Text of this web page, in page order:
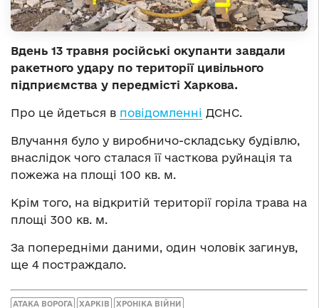
Вдень 13 травня російські окупанти завдали
ракетного удару по території цивільного
підприємства у передмісті Харкова.
Про це йдеться в повідомленні ДСНС.
Влучання було у виробничо-складську будівлю,
внаслідок чого сталася її часткова руйнація та
пожежа на площі 100 кв. м.
Крім того, на відкритій території горіла трава на
площі 300 кв. м.
За попередніми даними, один чоловік загинув,
ще 4 постраждало.
АТАКА ВОРОГА ХАРКІВ ХРОНІКА ВІЙНИ